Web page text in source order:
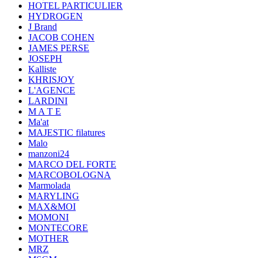
HOTEL PARTICULIER
HYDROGEN
J Brand
JACOB COHEN
JAMES PERSE
JOSEPH
Kalliste
KHRISJOY
L'AGENCE
LARDINI
M A T E
Ma'at
MAJESTIC filatures
Malo
manzoni24
MARCO DEL FORTE
MARCOBOLOGNA
Marmolada
MARYLING
MAX&MOI
MOMONI
MONTECORE
MOTHER
MRZ